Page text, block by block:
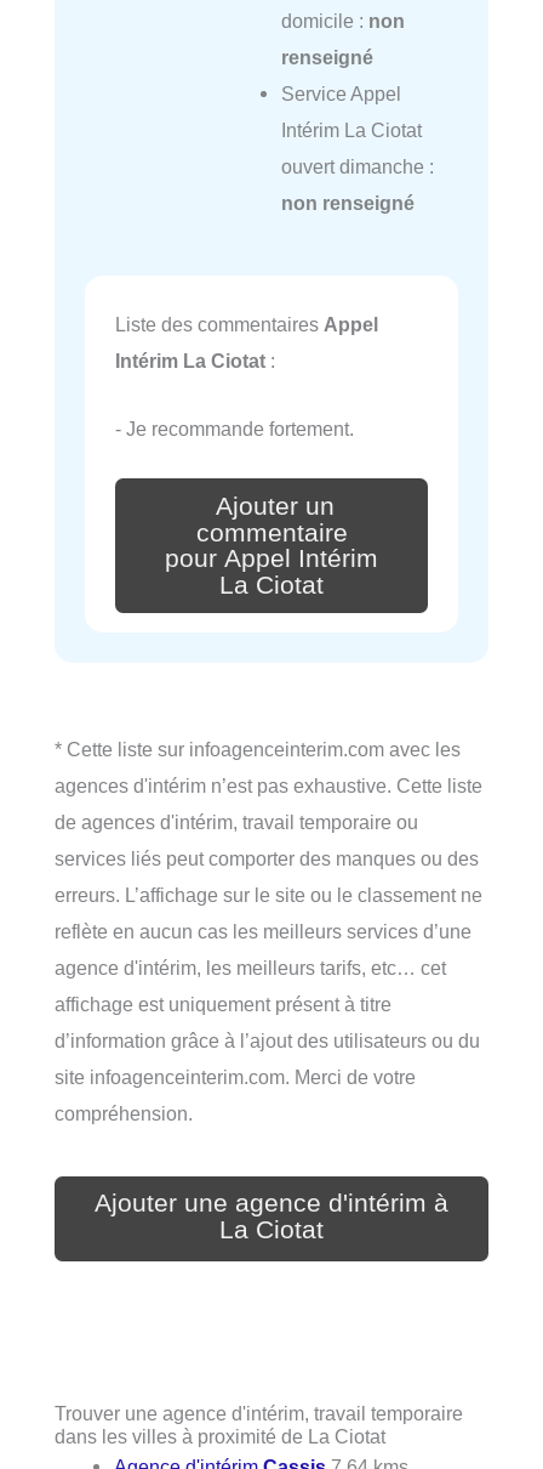
domicile : non
renseigné
Service Appel
Intérim La Ciotat
ouvert dimanche :
non renseigné
Liste des commentaires Appel
Intérim La Ciotat :
- Je recommande fortement.
Ajouter un
commentaire
pour Appel Intérim
La Ciotat
* Cette liste sur infoagenceinterim.com avec les
agences d'intérim n’est pas exhaustive. Cette liste
de agences d'intérim, travail temporaire ou
services liés peut comporter des manques ou des
erreurs. L’affichage sur le site ou le classement ne
reflète en aucun cas les meilleurs services d’une
agence d'intérim, les meilleurs tarifs, etc… cet
affichage est uniquement présent à titre
d’information grâce à l’ajout des utilisateurs ou du
site infoagenceinterim.com. Merci de votre
compréhension.
Ajouter une agence d'intérim à
La Ciotat
Trouver une agence d'intérim, travail temporaire
dans les villes à proximité de La Ciotat